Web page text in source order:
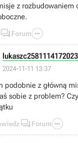
z rozbudowaniem
 Forum 
lukaszc2581114172023
2024-11-11 13:37
podobnie z główną
sobie z problem?
 Forum 